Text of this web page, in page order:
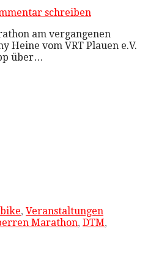
schreiben
am vergangenen
Heine vom VRT Plauen e.V.
über…
, Veranstaltungen
Marathon, DTM,